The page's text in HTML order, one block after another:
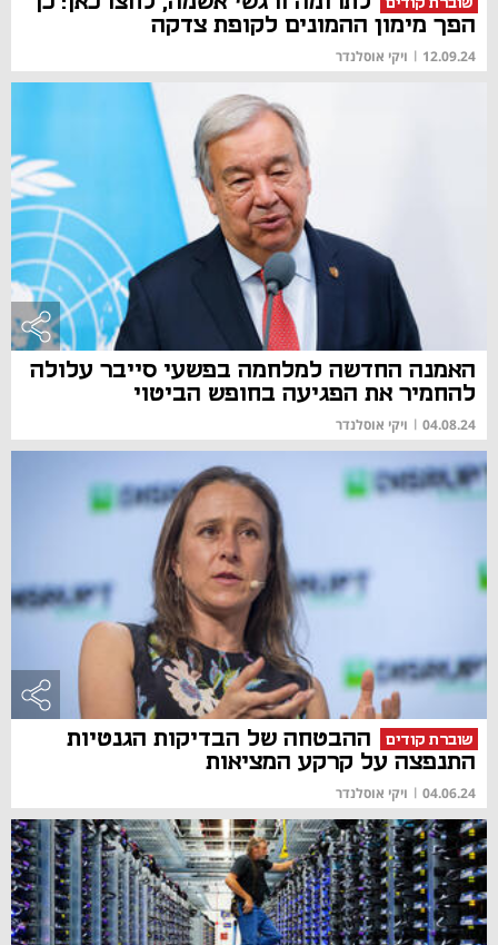
הפך מימון ההמונים לקופת צדקה
12.09.24
| ויקי אוסלנדר
האמנה החדשה למלחמה בפשעי סייבר עלולה
להחמיר את הפגיעה בחופש הביטוי
04.08.24
| ויקי אוסלנדר
שוברת קודים
ההבטחה של הבדיקות הגנטיות
התנפצה על קרקע המציאות
04.06.24
| ויקי אוסלנדר